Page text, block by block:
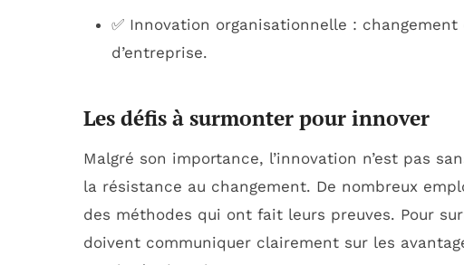
✅ Innovation organisationnelle :
d’entreprise.
Les défis à surmonter pour innover
Malgré son importance, l’innovation n’est pas
la résistance au changement. De nombreux
des méthodes qui ont fait leurs preuves. Pour
doivent communiquer clairement sur les